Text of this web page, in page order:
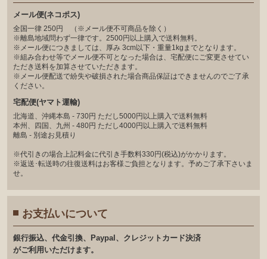
メール便(ネコポス)
全国一律 250円 （※メール便不可商品を除く）
※離島地域問わず一律です。2500円以上購入で送料無料。
※メール便につきましては、厚み 3cm以下・重量1kgまでとなります。
※組み合わせ等でメール便不可となった場合は、宅配便にご変更させてい
ただき送料を加算させていただきます。
※メール便配送で紛失や破損された場合商品保証はできませんのでご了承
ください。
宅配便(ヤマト運輸)
北海道、沖縄本島 - 730円 ただし5000円以上購入で送料無料
本州、四国、九州 - 480円 ただし4000円以上購入で送料無料
離島 - 別途お見積り
※代引きの場合上記料金に代引き手数料330円(税込)がかかります。
※返送･転送時の往復送料はお客様ご負担となります。予めご了承下さいま
せ。
お支払いについて
銀⾏振込、代⾦引換、Paypal、クレジットカード決済
がご利⽤いただけます。